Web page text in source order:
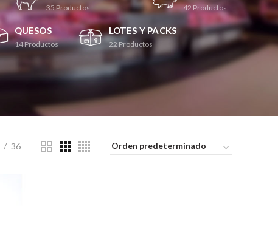
35Productos 42 Productos
QUESOS
14Productos
LOTES Y PACKS
22 Productos
36